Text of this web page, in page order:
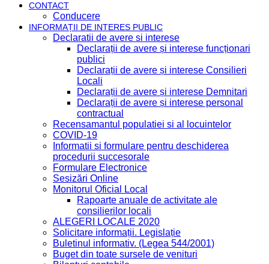
CONTACT
Conducere
INFORMAȚII DE INTERES PUBLIC
Declaratii de avere si interese
Declarații de avere și interese funcționari
publici
Declarații de avere și interese Consilieri
Locali
Declarații de avere și interese Demnitari
Declarații de avere și interese personal
contractual
Recensamantul populatiei si al locuintelor
COVID-19
Informatii si formulare pentru deschiderea
procedurii succesorale
Formulare Electronice
Sesizări Online
Monitorul Oficial Local
Rapoarte anuale de activitate ale
consilierilor locali
ALEGERI LOCALE 2020
Solicitare informații. Legislație
Buletinul informativ. (Legea 544/2001)
Buget din toate sursele de venituri